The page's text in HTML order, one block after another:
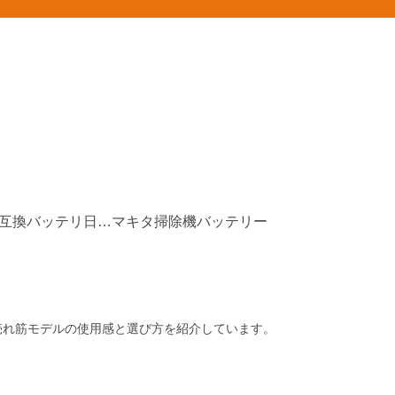
マキタ互換バッテリ日本製マキタ掃除機バッテリー
筋モデルの使用感と選び方を紹介しています。